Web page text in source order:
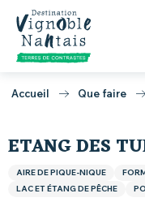
Aller
contenu
principal
Accueil Que faire
ETANG DES
AIRE DE PIQUE-NIQUE
LAC ET ÉTANG DE PÊCHE